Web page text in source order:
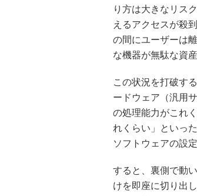
り方は大きなリス
えるアクセスが殺
の間にユーザーは
な機器が無駄な資
この状況を打破す
ードウェア（汎用
の処理能力がこれ
れくらい」といっ
ソフトウェアの設
すると、裏側で動
けを即座に切り出